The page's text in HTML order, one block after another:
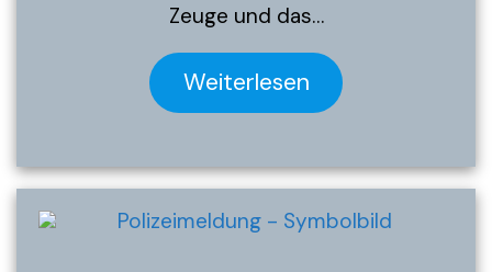
Zeuge und das…
Weiterlesen